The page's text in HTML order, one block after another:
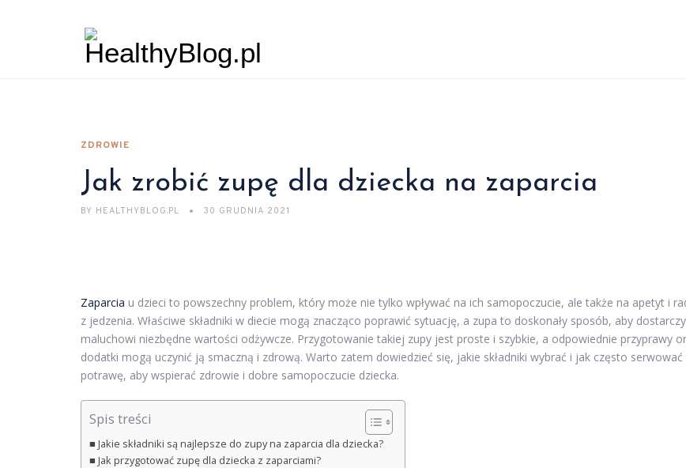
ZDROWIE
Jak zrobić zupę dla dziecka na zaparcia
BY HEALTHYBLOG.PL 30 GRUDNIA 2021
Zaparcia u dzieci to powszechny problem, który może nie tylko wpływać na ich samopoczucie, ale także na apetyt i
z jedzenia. Właściwe składniki w diecie mogą znacząco poprawić sytuację, a zupa to doskonały sposób, aby
maluchowi niezbędne wartości odżywcze. Przygotowanie takiej zupy jest proste i szybkie, a odpowiednie przyprawy
dodatki mogą uczynić ją smaczną i zdrową. Warto zatem dowiedzieć się, jakie składniki wybrać i jak często serwować
potrawę, aby wspierać zdrowie i dobre samopoczucie dziecka.
Spis treści
Jakie składniki są najlepsze do zupy na zaparcia dla dziecka?
Jak przygotować zupę dla dziecka z zaparciami?